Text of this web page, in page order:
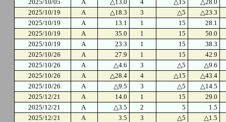
2025/10/05
A △13.0 4 △15
△28.0
2025/10/19
A △18.3 3 △5
△23.3
2025/10/19
A 13.1 1 15
28.1
2025/10/19
A 35.0 1 15
50.0
2025/10/19
A 23.3 1 15
38.3
2025/10/26
A 27.9 1 15
42.9
2025/10/26
A △4.6 3 △5
△9.6
2025/10/26
A △28.4 4 △15
△43.4
2025/10/26
A △9.5 3 △5
△14.5
2025/12/21
A 14.0 1 15
29.0
2025/12/21
A △3.5 2 5
1.5
2025/12/21
A 3.5 3 △5
△1.5